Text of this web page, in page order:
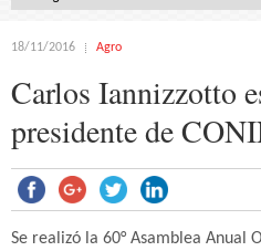
18/11/2016 Agro
Carlos Iannizzotto
presidente de
Se realizó la 60° Asamblea Anual